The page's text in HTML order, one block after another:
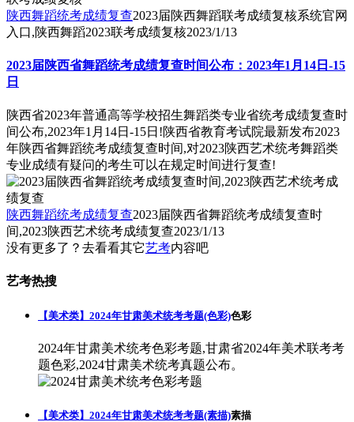
陕西舞蹈统考成绩复查2023届陕西舞蹈联考成绩复核系统官网
入口,陕西舞蹈2023联考成绩复核2023/1/13
2023届陕西省舞蹈统考成绩复查时间公布：2023年1月14日-15
日
陕西省2023年普通高等学校招生舞蹈类专业省统考成绩复查时
间公布,2023年1月14日-15日!陕西省教育考试院最新发布2023
年陕西省舞蹈统考成绩复查时间,对2023陕西艺术统考舞蹈类
专业成绩有疑问的考生可以在规定时间进行复查!
陕西舞蹈统考成绩复查2023届陕西省舞蹈统考成绩复查时
间,2023陕西艺术统考成绩复查2023/1/13
没有更多了？去看看其它艺考内容吧
艺考热搜
【美术类】2024年甘肃美术统考考题(色彩)色彩
2024年甘肃美术统考色彩考题,甘肃省2024年美术联考考
题色彩,2024甘肃美术统考真题公布。
【美术类】2024年甘肃美术统考考题(素描)素描